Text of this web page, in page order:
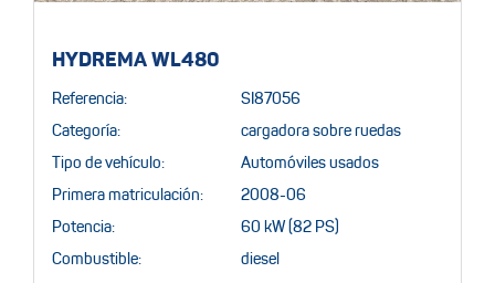
HYDREMA WL480
Referencia: SI87056
Categoría: cargadora sobre ruedas
Tipo de vehículo: Automóviles usados
Primera matriculación: 2008-06
Potencia: 60 kW (82 PS)
Combustible: diesel